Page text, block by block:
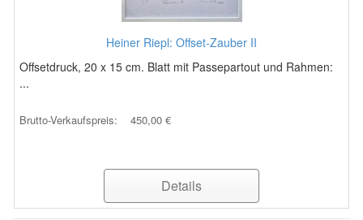
Heiner Riepl: Offset-Zauber II
Offsetdruck, 20 x 15 cm. Blatt mit Passepartout und Rahmen:
...
Brutto-Verkaufspreis: 450,00 €
Details